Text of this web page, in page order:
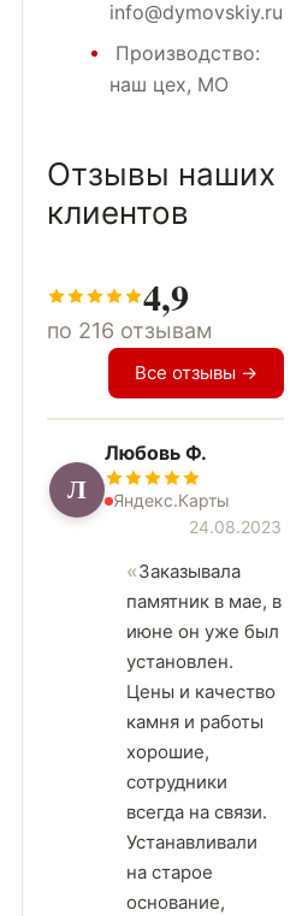
info@dymovskiy.ru
Производство:
наш цех, МО
Отзывы наших
клиентов
4,9
по 216 отзывам
Все отзывы →
Л
Любовь Ф.
Яндекс.Карты
24.08.2023
Заказывала
памятник в мае, в
июне он уже был
установлен.
Цены и качество
камня и работы
хорошие,
сотрудники
всегда на связи.
Устанавливали
на старое
основание,